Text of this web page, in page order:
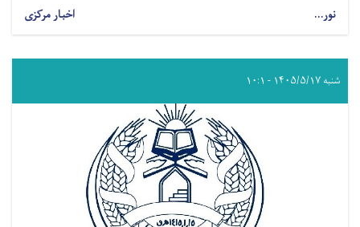
نور... اخبار مرکزی
شنبه ۱۴۰۵/۵/۱۷ - ۱۰:۱